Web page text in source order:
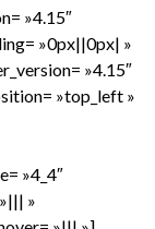
»4.15″
»0px||0px| »
»4.15″
»top_left »
»4_4″
»